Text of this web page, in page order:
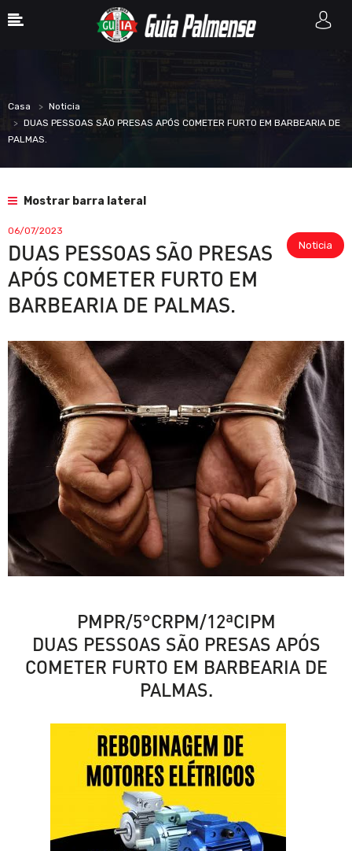
Casa
Noticia
DUAS PESSOAS SÃO PRESAS APÓS COMETER FURTO EM BARBEARIA DE
PALMAS.
Mostrar barra lateral
Noticia
06/07/2023
DUAS PESSOAS SÃO PRESAS
APÓS COMETER FURTO EM
BARBEARIA DE PALMAS.
PMPR/5°CRPM/12ªCIPM
DUAS PESSOAS SÃO PRESAS APÓS
COMETER FURTO EM BARBEARIA DE
PALMAS.